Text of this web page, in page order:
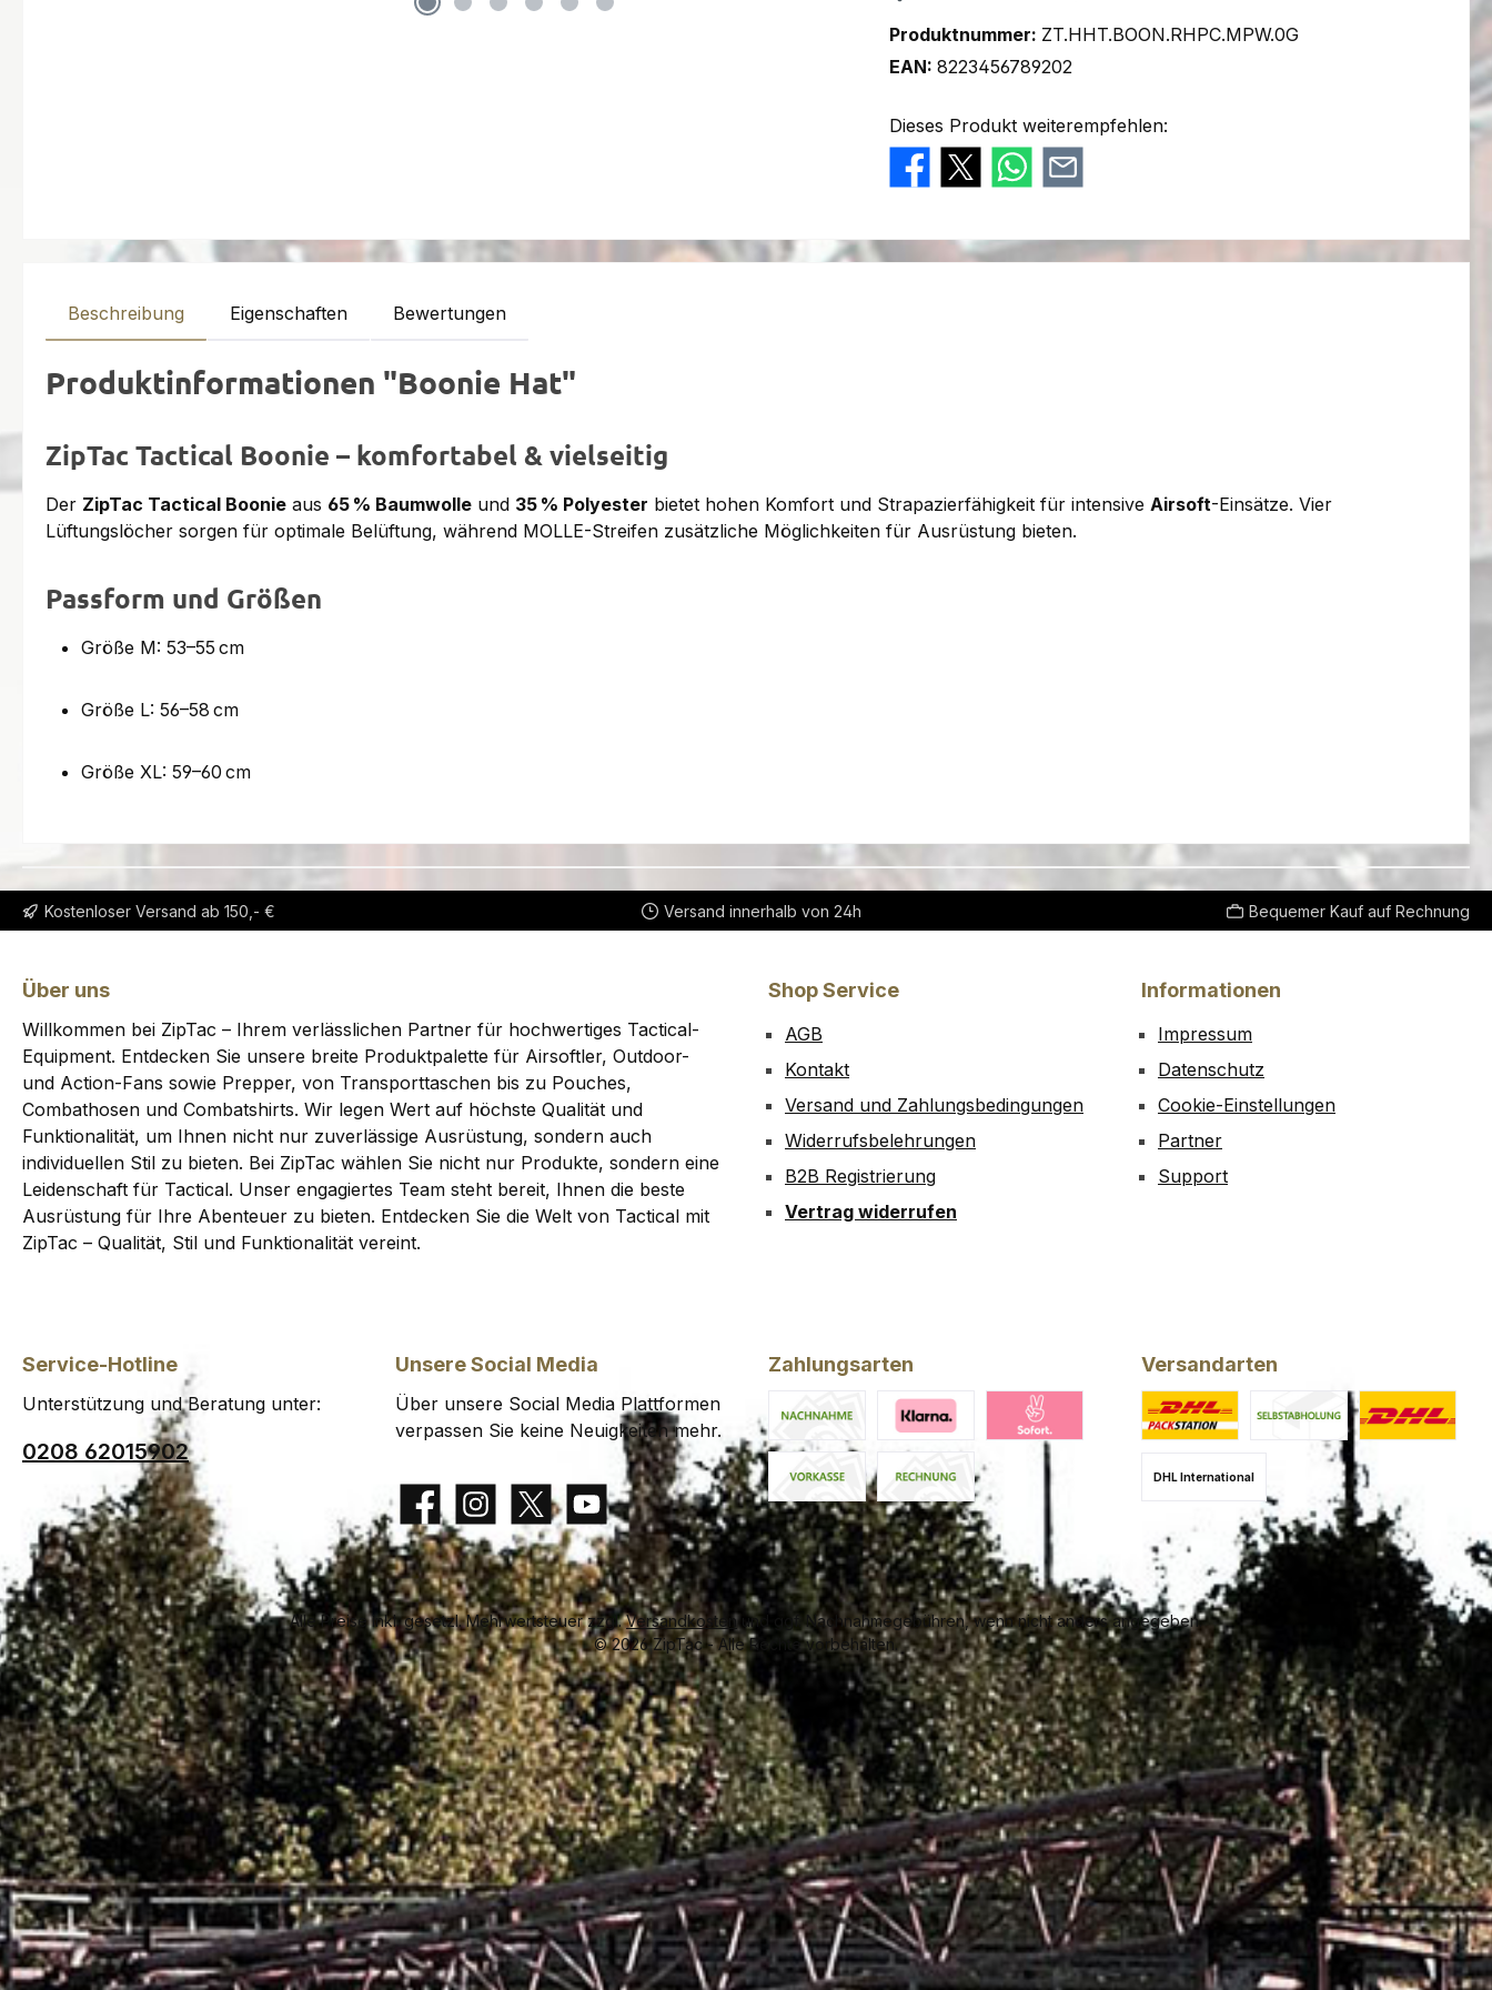
Produktnummer: ZT.HHT.BOON.RHPC.MPW.0G
EAN: 8223456789202
Dieses Produkt weiterempfehlen:
Beschreibung Eigenschaften Bewertungen
Produktinformationen "Boonie Hat"
ZipTac Tactical Boonie – komfortabel & vielseitig
Der ZipTac Tactical Boonie aus 65 % Baumwolle und 35 % Polyester bietet hohen Komfort und Strapazierfähigkeit für intensive Airsoft-Einsätze. Vier
Lüftungslöcher sorgen für optimale Belüftung, während MOLLE-Streifen zusätzliche Möglichkeiten für Ausrüstung bieten.
Passform und Größen
Größe M: 53–55 cm
Größe L: 56–58 cm
Größe XL: 59–60 cm
Kostenloser Versand ab 150,- € Versand innerhalb von 24h Bequemer Kauf auf Rechnung
Über uns
Willkommen bei ZipTac – Ihrem verlässlichen Partner für hochwertiges Tactical-
Equipment. Entdecken Sie unsere breite Produktpalette für Airsoftler, Outdoor-
und Action-Fans sowie Prepper, von Transporttaschen bis zu Pouches,
Combathosen und Combatshirts. Wir legen Wert auf höchste Qualität und
Funktionalität, um Ihnen nicht nur zuverlässige Ausrüstung, sondern auch
individuellen Stil zu bieten. Bei ZipTac wählen Sie nicht nur Produkte, sondern eine
Leidenschaft für Tactical. Unser engagiertes Team steht bereit, Ihnen die beste
Ausrüstung für Ihre Abenteuer zu bieten. Entdecken Sie die Welt von Tactical mit
ZipTac – Qualität, Stil und Funktionalität vereint.
Shop Service
AGB
Kontakt
Versand und Zahlungsbedingungen
Widerrufsbelehrungen
B2B Registrierung
Vertrag widerrufen
Informationen
Impressum
Datenschutz
Cookie-Einstellungen
Partner
Support
Service-Hotline
Unterstützung und Beratung unter:
0208 62015902
Unsere Social Media
Über unsere Social Media Plattformen
verpassen Sie keine Neuigkeiten mehr.
FacebookInstagramX / TwitterYouTube
Zahlungsarten
Vorkasse
Nachnahme Klarna FinancingKlarna Pay Now
Rechnung
Versandarten
DHL International
Benutzerdefiniertes Bild 1Benutzerdefiniertes Bild 2
Alle Preise inkl. gesetzl. Mehrwertsteuer zzgl.Versandkosten und ggf. Nachnahmegebühren, wenn nicht anders angegeben.
© 2026 ZipTac - Alle Rechte vorbehalten.